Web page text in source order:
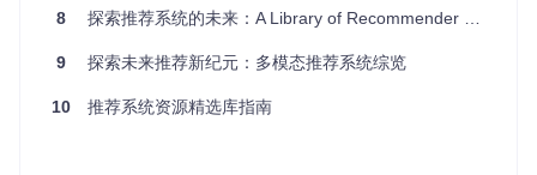
8 探索推荐系统的未来：A Library of Recommender Systems
9 探索未来推荐新纪元：多模态推荐系统综览
10 推荐系统资源精选库指南